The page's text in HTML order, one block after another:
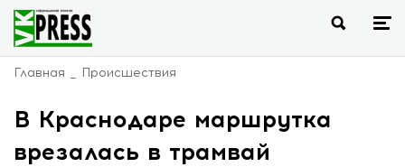
Главная Происшествия
В Краснодаре маршрутка
врезалась в трамвай